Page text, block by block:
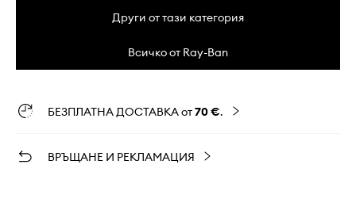
Други от тази категория
Всичко от Ray-Ban
БЕЗПЛАТНА ДОСТАВКА от70 €.
ВРЪЩАНЕ И РЕКЛАМАЦИЯ